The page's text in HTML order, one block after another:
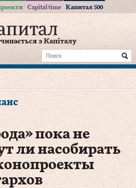
Capital time Капитал 500
з Капіталу
пока не
ли насобирать